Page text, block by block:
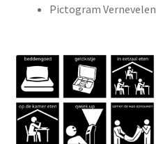
Pictogram Vernevelen